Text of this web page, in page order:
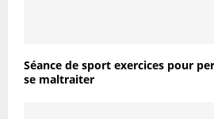
Séance de sport exercices pour
se maltraiter